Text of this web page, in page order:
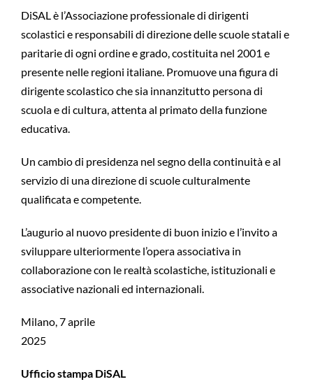
DiSAL è l’Associazione professionale di dirigenti
scolastici e responsabili di direzione delle scuole statali e
paritarie di ogni ordine e grado, costituita nel 2001 e
presente nelle regioni italiane. Promuove una figura di
dirigente scolastico che sia innanzitutto persona di
scuola e di cultura, attenta al primato della funzione
educativa.
Un cambio di presidenza nel segno della continuità e al
servizio di una direzione di scuole culturalmente
qualificata e competente.
L’augurio al nuovo presidente di buon inizio e l’invito a
sviluppare ulteriormente l’opera associativa in
collaborazione con le realtà scolastiche, istituzionali e
associative nazionali ed internazionali.
Milano, 7 aprile
2025
Ufficio stampa DiSAL